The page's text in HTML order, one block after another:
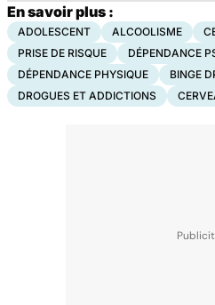
En savoir plus :
ADOLESCENT ALCOOLISME
PRISE DE RISQUE
DÉPENDANCE
DÉPENDANCE PHYSIQUE
BINGE
DROGUES ET ADDICTIONS